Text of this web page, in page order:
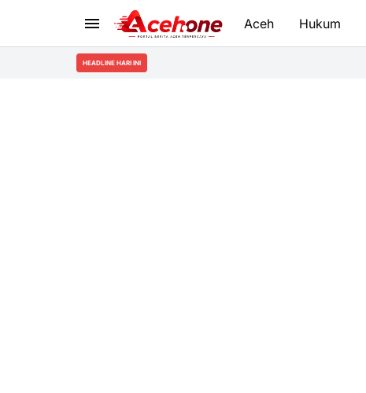
Aceh Hukum
HEADLINE HARI INI